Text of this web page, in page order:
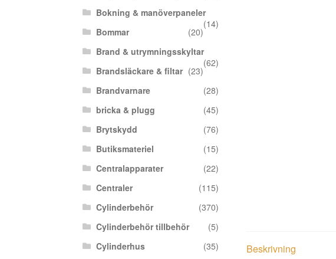
Beskrivning
Bokning & manöverpaneler
(14)
Bommar
(20)
Brand & utrymningsskyltar
(62)
Brandsläckare & filtar (23)
Brandvarnare
(28)
bricka & plugg
(45)
Brytskydd
(76)
Butiksmateriel
(15)
Centralapparater
(22)
Centraler
(115)
Cylinderbehör
(370)
Cylinderbehör tillbehör
(5)
Cylinderhus
(35)